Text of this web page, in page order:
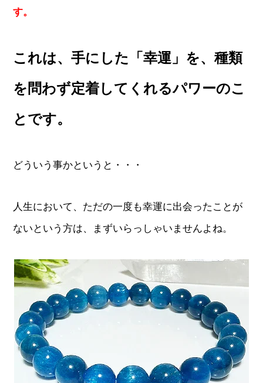
す。
これは、手にした「幸運」を、種類
を問わず定着してくれるパワーのこ
とです。
どういう事かというと・・・
人生において、ただの一度も幸運に出会ったことが
ないという方は、まずいらっしゃいませんよね。